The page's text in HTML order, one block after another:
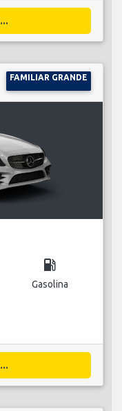
FAMILIAR GRANDE
local_gas_station
Gasolina